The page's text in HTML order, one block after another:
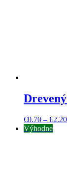
€0.70 – €2.20
Výhodne